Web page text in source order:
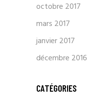
octobre 2017
mars 2017
janvier 2017
décembre 2016
CATÉGORIES